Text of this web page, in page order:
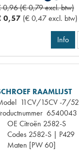
0,96 (€ 0,79 excl. btw)
0,57 (€ 0,47 excl. btw)
Info
RAAMLIJST
11CV/15CV -7/52
6540043
OE Citroën 2582-S
Codes 2582-S | P429
Maten [PW 60]